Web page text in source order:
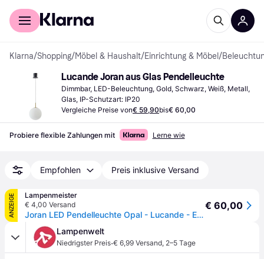
Für Shopper
Klarna/Shopping/Möbel & Haushalt/Einrichtung & Möbel /
Lucande Joran aus Glas Pendelleuchte
Dimmbar, LED-Beleuchtung, Gold, Schwarz, Weiß, Metall,
Glas, IP-Schutzart: IP20
Vergleiche Preise von€ 59,90bis€ 60,00
Probiere flexible Zahlungen mit Lerne wie
Empfohlen Preis inklusive Versand
ANZEIGE
Lampenmeister
€ 4,00 Versand
Joran LED Pendelleuchte Opal - Lucande - Esszimmer - Modern - Glas - Einflammig
€ 60,00
Lampenwelt
Niedrigster Preis·€ 6,99 Versand, 2–5 Tage